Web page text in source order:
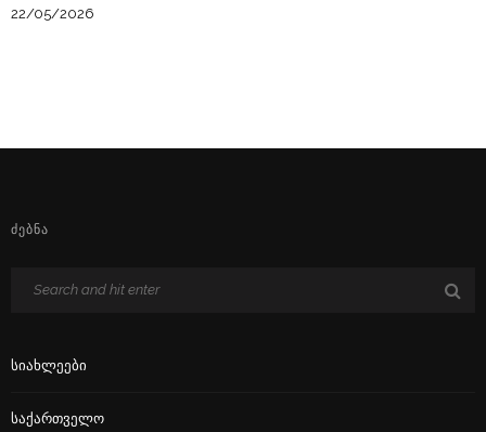
22/05/2026
ᲫᲔᲑᲜᲐ
Სიახლეები
Საქართველო